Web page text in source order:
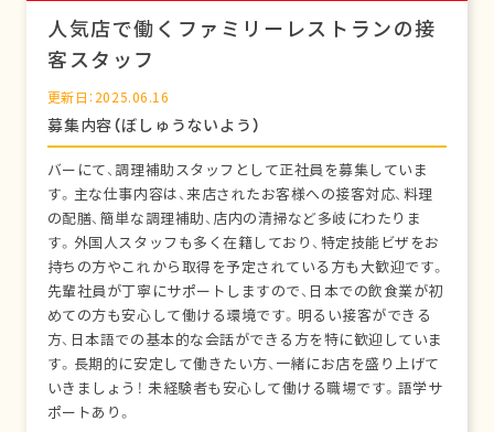
人気店で働くファミリーレストランの接
客スタッフ
更新日：2025.06.16
募集内容（ぼしゅうないよう）
バーにて、調理補助スタッフとして正社員を募集していま
す。主な仕事内容は、来店されたお客様への接客対応、料理
の配膳、簡単な調理補助、店内の清掃など多岐にわたりま
す。外国人スタッフも多く在籍しており、特定技能ビザをお
持ちの方やこれから取得を予定されている方も大歓迎です。
先輩社員が丁寧にサポートしますので、日本での飲食業が初
めての方も安心して働ける環境です。明るい接客ができる
方、日本語での基本的な会話ができる方を特に歓迎していま
す。長期的に安定して働きたい方、一緒にお店を盛り上げて
いきましょう！ 未経験者も安心して働ける職場です。語学サ
ポートあり。